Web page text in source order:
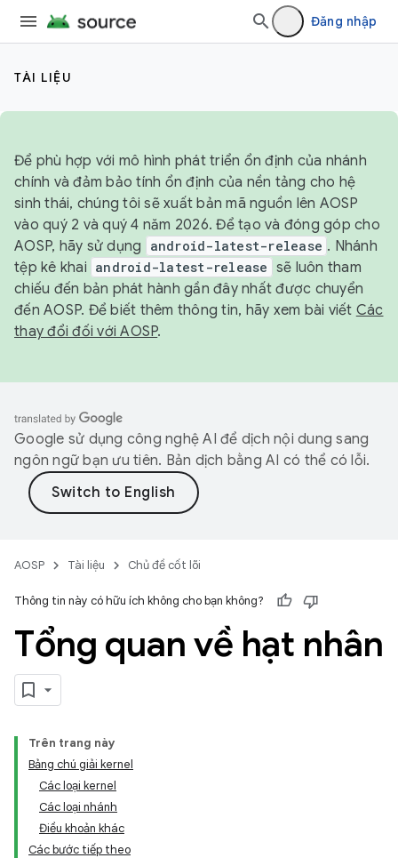
Đăng nhập
TÀI LIỆU
Để phù hợp với mô hình phát triển ổn định của nhánh
chính và đảm bảo tính ổn định của nền tảng cho hệ
sinh thái, chúng tôi sẽ xuất bản mã nguồn lên AOSP
vào quý 2 và quý 4 năm 2026. Để tạo và đóng góp cho
AOSP, hãy sử dụng
android-latest-release . Nhánh
tệp kê khai android-latest-release sẽ luôn tham
chiếu đến bản phát hành gần đây nhất được chuyển
đến AOSP. Để biết thêm thông tin, hãy xem bài viết Các
thay đổi đối với AOSP.
Google sử dụng công nghệ AI để dịch nội dung sang
ngôn ngữ bạn ưu tiên. Bản dịch bằng AI có thể có lỗi.
AOSP Tài liệu Chủ đề cốt lõi
Thông tin này có hữu ích không cho bạn không?
Tổng quan về hạt nhân
Trên trang này
Bảng chú giải kernel
Các loại kernel
Các loại nhánh
Điều khoản khác
Các bước tiếp theo